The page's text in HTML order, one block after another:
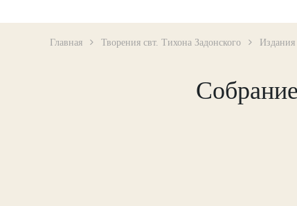
Главная Творения свт. Тихона Задонского Издания